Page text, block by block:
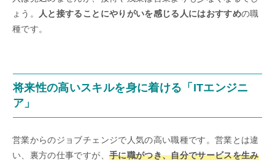
ょう。
人と接することにやりがいを感じる人にはおすすめの職
種です。
将来性の高いスキルを身に着ける「ITエンジニ
ア」
営業からのジョブチェンジで人気の高い職種です。営業とは違
い、裏方の仕事ですが、 手に職がつき、自分でサービスを生み